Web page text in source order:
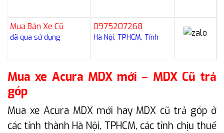
Mua Bán Xe Cũ
đã qua sử dụng
0975207268
Hà Nội, TPHCM, Tỉnh
Mua xe Acura MDX mới – MDX Cũ trả
góp
Mua xe Acura MDX mới hay MDX cũ trả góp ở
các tỉnh thành Hà Nội, TPHCM, các tỉnh chịu thuế